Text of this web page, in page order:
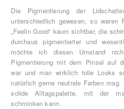
Die Pigmentierung der
unterschiedlich gewesen, so waren
„Feelin Good“ kaum sichtbar, die
durchaus pigmentierter und
möchte ich diesen Umstand
Pigmentierung mit dem Pinsel auf
war und man wirklich tolle Looks
natürlich gerne neutrale Farben
solide Alltagspalette, mit der
schminken kann.